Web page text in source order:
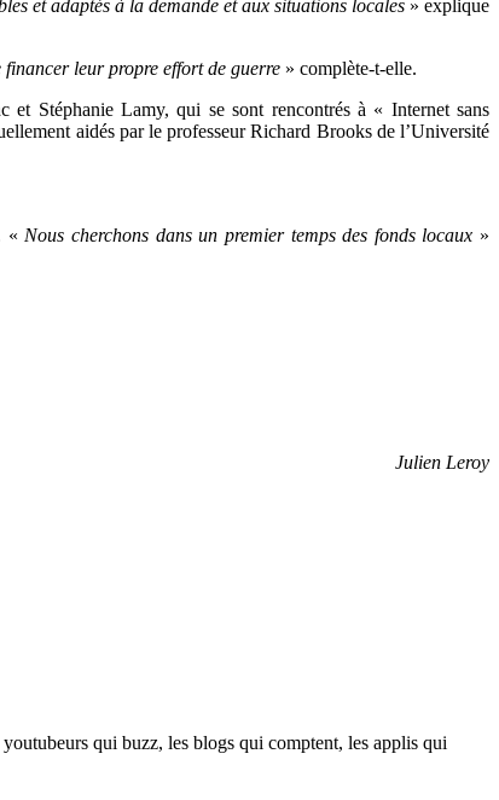
et adaptés à la demande et aux situations locales» explique
financer leur propre effort de guerre » complète-t-elle.
et Stéphanie Lamy, qui se sont rencontrés à « Internet sans
aidés par le professeur Richard Brooks de l’Université
« Nous cherchons dans un premier temps des fonds locaux »
Julien Leroy
qui buzz, les blogs qui comptent, les applis qui